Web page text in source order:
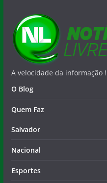
A velocidade da informação !
O Blog
Quem Faz
Nacional
Esportes
Colunistas